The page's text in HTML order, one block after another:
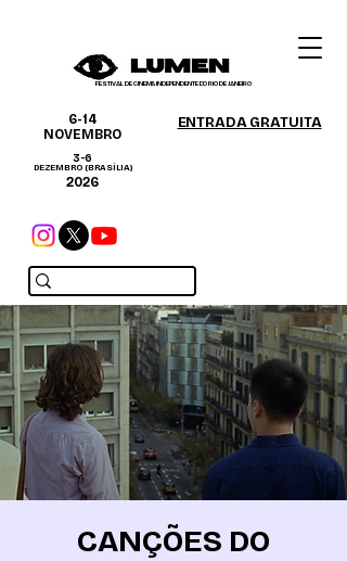
FESTIVAL DE CINEMA INDEPENDENTE DO RIO DE JANEIRO
6-14
NOVEMBRO
3-6
DEZEMBRO (BRASÍLIA)
2026
ENTRADA GRATUITA
CANÇÕES DO